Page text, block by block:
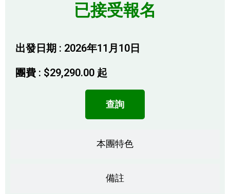
已接受報名
出發日期 : 2026年11月10日
團費 : $29,290.00 起
查詢
本團特色
備註